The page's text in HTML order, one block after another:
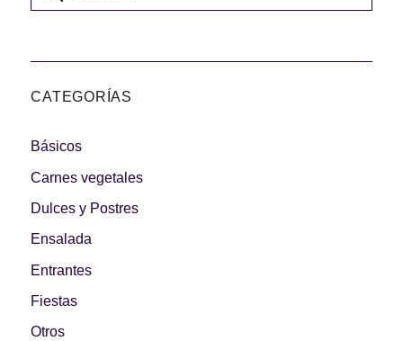
¡A dipear!
Segundos
CATEGORÍAS
Básicos
Carnes vegetales
Dulces y Postres
Ensalada
Entrantes
Fiestas
Otros